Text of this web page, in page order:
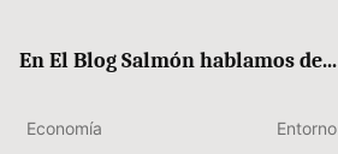
En El Blog Salmón hablamos de...
Economía Entorno